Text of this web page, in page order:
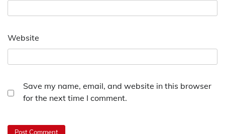
Website
Save my name, email, and website in this browser
for the next time I comment.